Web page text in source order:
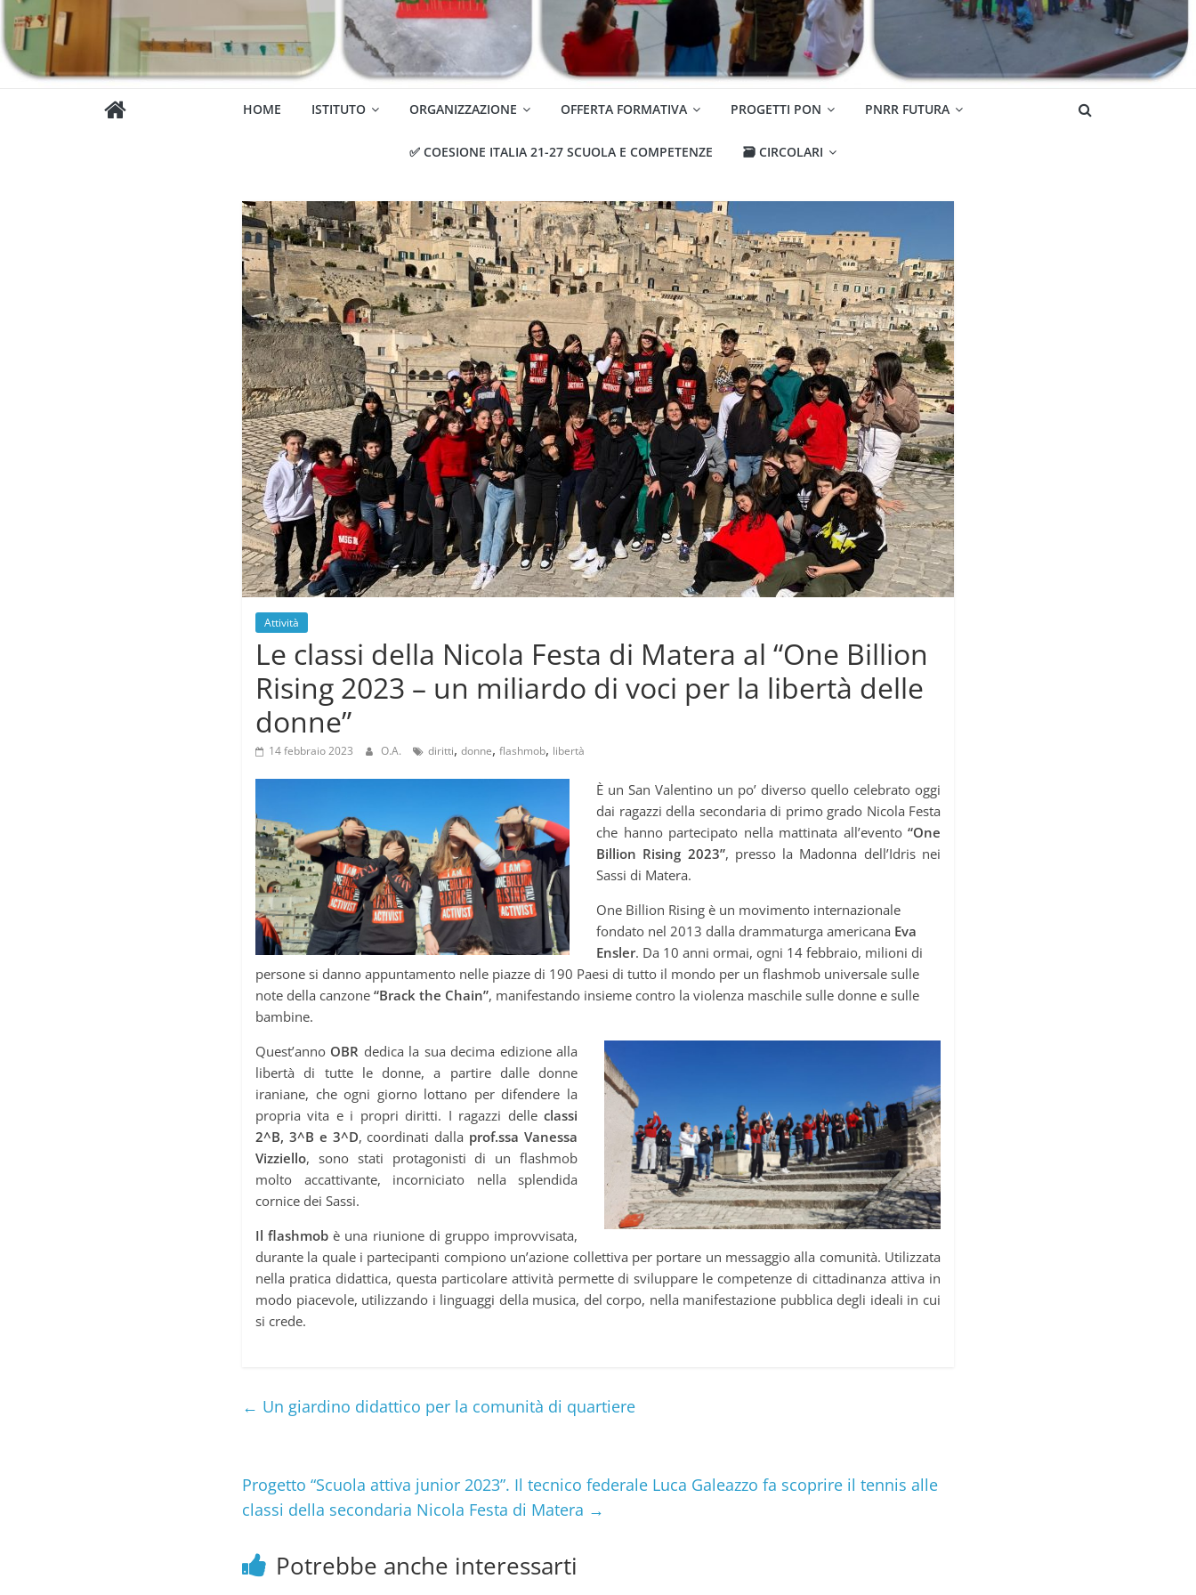
HOME ISTITUTO ORGANIZZAZIONE OFFERTA FORMATIVA PROGETTI PON PNRR FUTURA
✅ COESIONE ITALIA 21-27 SCUOLA E COMPETENZE 🗃️ CIRCOLARI
Attività
Le classi della Nicola Festa di Matera al “One Billion
Rising 2023 – un miliardo di voci per la libertà delle
donne”
14 febbraio 2023 O.A. diritti, donne, flashmob, libertà
È un San Valentino un po’ diverso quello celebrato oggi
dai ragazzi della secondaria di primo grado Nicola Festa
che hanno partecipato nella mattinata all’evento “One
Billion Rising 2023”, presso la Madonna dell’Idris nei
Sassi di Matera.
One Billion Rising è un movimento internazionale
fondato nel 2013 dalla drammaturga americana Eva
Ensler. Da 10 anni ormai, ogni 14 febbraio, milioni di
persone si danno appuntamento nelle piazze di 190 Paesi di tutto il mondo per un flashmob universale sulle
note della canzone “Brack the Chain”, manifestando insieme contro la violenza maschile sulle donne e sulle
bambine.
Quest’anno OBR dedica la sua decima edizione alla
libertà di tutte le donne, a partire dalle donne
iraniane, che ogni giorno lottano per difendere la
propria vita e i propri diritti. I ragazzi delleclassi
2^B, 3^B e 3^D, coordinati dalla prof.ssa Vanessa
Vizziello, sono stati protagonisti di un flashmob
molto accattivante, incorniciato nella splendida
cornice dei Sassi.
Il flashmob è una riunione di gruppo improvvisata,
durante la quale i partecipanti compiono un’azione collettiva per portare un messaggio alla comunità. Utilizzata
nella pratica didattica, questa particolare attività permette di sviluppare le competenze di cittadinanza attiva in
modo piacevole, utilizzando i linguaggi della musica, del corpo, nella manifestazione pubblica degli ideali in cui
si crede.
← Un giardino didattico per la comunità di quartiere
Progetto “Scuola attiva junior 2023”. Il tecnico federale Luca Galeazzo fa scoprire il tennis alle
classi della secondaria Nicola Festa di Matera →
Potrebbe anche interessarti